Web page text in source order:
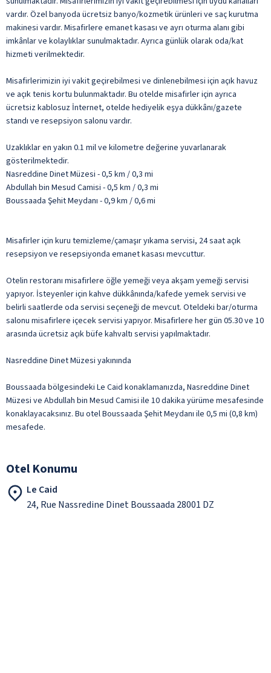
vardır. Özel banyoda ücretsiz banyo/kozmetik ürünleri ve saç kurutma
makinesi vardır. Misafirlere emanet kasası ve ayrı oturma alanı gibi
imkânlar ve kolaylıklar sunulmaktadır. Ayrıca günlük olarak oda/kat
hizmeti verilmektedir.
Misafirlerimizin iyi vakit geçirebilmesi ve dinlenebilmesi için açık havuz
ve açık tenis kortu bulunmaktadır. Bu otelde misafirler için ayrıca
ücretsiz kablosuz İnternet, otelde hediyelik eşya dükkânı/gazete
standı ve resepsiyon salonu vardır.
Uzaklıklar en yakın 0.1 mil ve kilometre değerine yuvarlanarak
gösterilmektedir.
Nasreddine Dinet Müzesi - 0,5 km / 0,3 mi
Abdullah bin Mesud Camisi - 0,5 km / 0,3 mi
Boussaada Şehit Meydanı - 0,9 km / 0,6 mi
Misafirler için kuru temizleme/çamaşır yıkama servisi, 24 saat açık
resepsiyon ve resepsiyonda emanet kasası mevcuttur.
Otelin restoranı misafirlere öğle yemeği veya akşam yemeği servisi
yapıyor. İsteyenler için kahve dükkânında/kafede yemek servisi ve
belirli saatlerde oda servisi seçeneği de mevcut. Oteldeki bar/oturma
salonu misafirlere içecek servisi yapıyor. Misafirlere her gün 05.30 ve 10
arasında ücretsiz açık büfe kahvaltı servisi yapılmaktadır.
Nasreddine Dinet Müzesi yakınında
Boussaada bölgesindeki Le Caid konaklamanızda, Nasreddine Dinet
Müzesi ve Abdullah bin Mesud Camisi ile 10 dakika yürüme mesafesinde
konaklayacaksınız. Bu otel Boussaada Şehit Meydanı ile 0,5 mi (0,8 km)
mesafede.
Otel Konumu
Le Caid
24, Rue Nassredine Dinet Boussaada 28001 DZ